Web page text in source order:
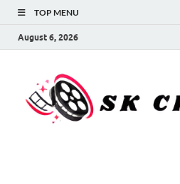
TOP MENU
August 6, 2026